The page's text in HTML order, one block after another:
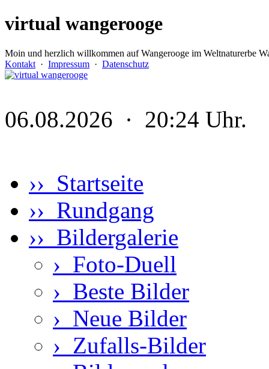
virtual wangerooge
Moin und herzlich willkommen auf Wangerooge im Weltnaturerbe
Kontakt · Impressum · Datenschutz
06.08.2026 · 20:24 Uhr.
›› Startseite
›› Rundgang
›› Bildergalerie
› Foto-Duell
› Beste Bilder
› Neue Bilder
› Zufalls-Bilder